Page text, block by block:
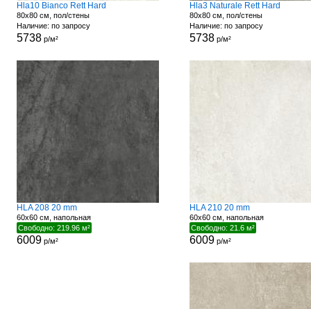
Hla10 Bianco Rett Hard
80x80 см, пол/стены
Наличие: по запросу
5738р/м²
Hla3 Naturale Rett Hard
80x80 см, пол/стены
Наличие: по запросу
5738р/м²
HLA 208 20 mm
60x60 см, напольная
Свободно: 219.96 м²
6009р/м²
HLA 210 20 mm
60x60 см, напольная
Свободно: 21.6 м²
6009 р/м²